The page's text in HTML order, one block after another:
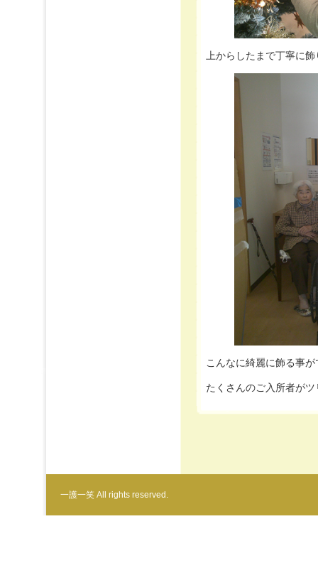
上からしたまで丁寧に
こんなに綺麗に飾る事
たくさんのご入所者が
一護一笑 All rights reserved.